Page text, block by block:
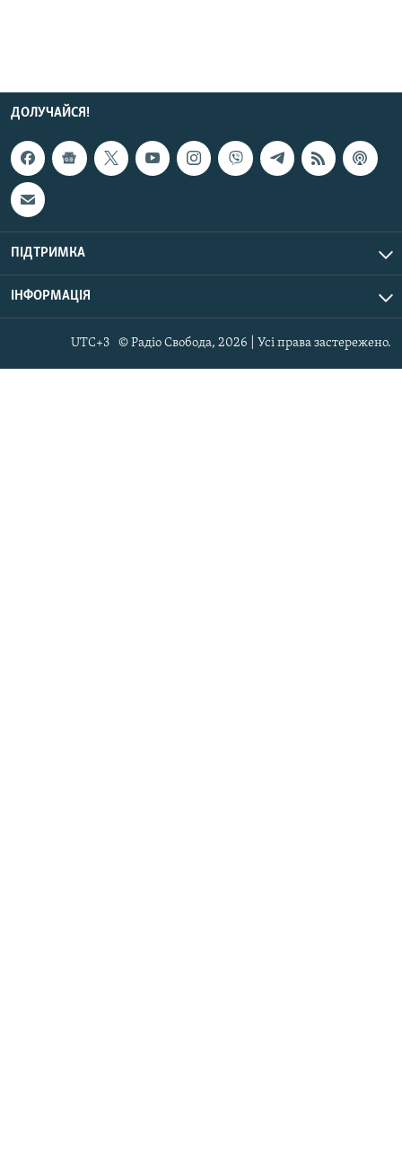
ДОЛУЧАЙСЯ!
ПІДТРИМКА
ІНФОРМАЦІЯ
© Радіо Свобода, 2026 | Усі права застережено.
UTC+3